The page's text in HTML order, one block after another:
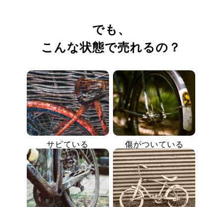
でも、
こんな状態で売れるの？
サビている 傷がついている